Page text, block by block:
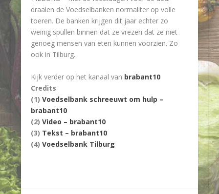
draaien de Voedselbanken normaliter op volle
toeren. De banken krijgen dit jaar echter zo
weinig spullen binnen dat ze vrezen dat ze niet
genoeg mensen van eten kunnen voorzien. Zo
ook in Tilburg.
Kijk verder op het kanaal van brabant10
Credits
(1) Voedselbank schreeuwt om hulp –
brabant10
(2) Video – brabant10
(3) Tekst – brabant10
(4) Voedselbank Tilburg